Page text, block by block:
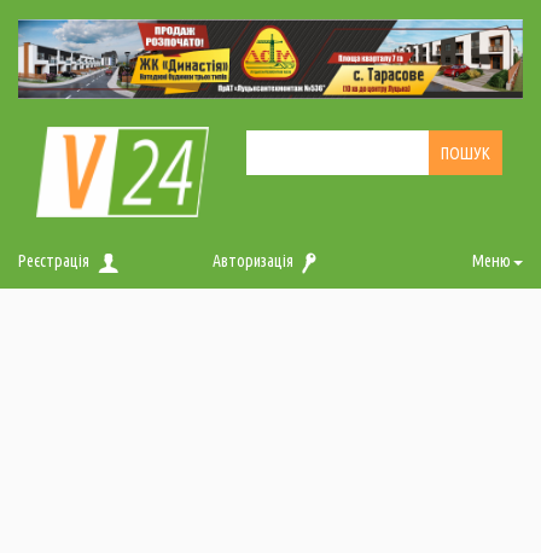
Реєстрація Авторизація Меню